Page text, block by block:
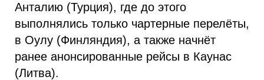
Анталию (Турция), где до этого
выполнялись только чартерные перелёты,
в Оулу (Финляндия), а также начнёт
ранее анонсированные рейсы в Каунас
(Литва).